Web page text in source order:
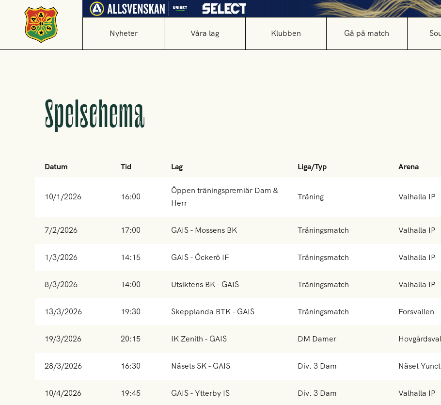
Nyheter Våra lag Klubben Gå på match
Spelschema
Datum Tid Lag Liga/Typ Arena
10/1/2026 16:00
Öppen träningspremiär Dam &
Herr
Träning Valhalla IP
7/2/2026 17:00 GAIS - Mossens BK Träningsmatch Valhalla IP
1/3/2026 14:15 GAIS - Öckerö IF Träningsmatch Valhalla IP
8/3/2026 14:00 Utsiktens BK - GAIS Träningsmatch Valhalla IP
13/3/2026 19:30 Skepplanda BTK - GAIS Träningsmatch Forsvallen
19/3/2026 20:15 IK Zenith - GAIS DM Damer
28/3/2026 16:30 Näsets SK - GAIS Div. 3 Dam Näset
10/4/2026 19:45 GAIS - Ytterby IS Div. 3 Dam Valhalla IP